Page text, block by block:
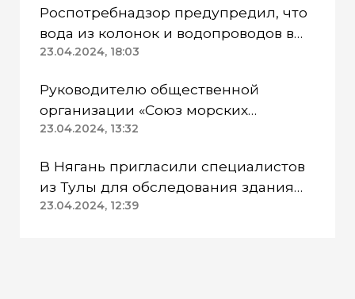
Роспотребнадзор предупредил, что
вода из колонок и водопроводов в
Казанском районе непригодна для
23.04.2024, 18:03
Руководителю общественной
организации «Союз морских
пехотинцев» Югры вынесли
23.04.2024, 13:32
В Нягань пригласили специалистов
из Тулы для обследования здания
ДК «Геолог»
23.04.2024, 12:39